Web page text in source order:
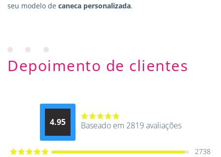
seu modelo de caneca personalizada.
Depoimento de clientes
4.95
Avaliação
Baseado em 2819 avaliações
2738